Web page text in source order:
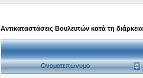
Αντικαταστάσεις Βουλευτών κατά τη
Ονοματεπώνυμο